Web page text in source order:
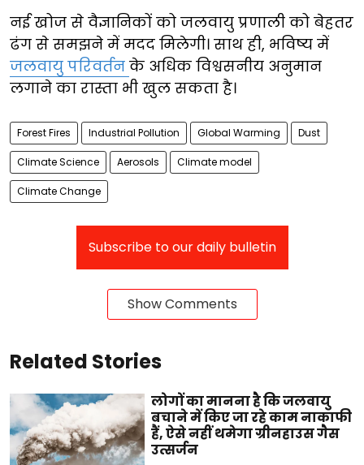
नई खोज से वैज्ञानिकों को जलवायु प्रणाली को बेहतर
ढंग से समझने में मदद मिलेगी। साथ ही, भविष्य में
जलवायु परिवर्तन के अधिक विश्वसनीय अनुमान
लगाने का रास्ता भी खुल सकता है।
Forest Fires Industrial Pollution Global Warming Dust
Climate Science Aerosols Climate model
Climate Change
Subscribe to our daily bulletin
Show Comments
Related Stories
लोगों का मानना है कि जलवायु
बचाने में किए जा रहे काम नाकाफी
हैं, ऐसे नहीं थमेगा ग्रीनहाउस गैस
उत्सर्जन